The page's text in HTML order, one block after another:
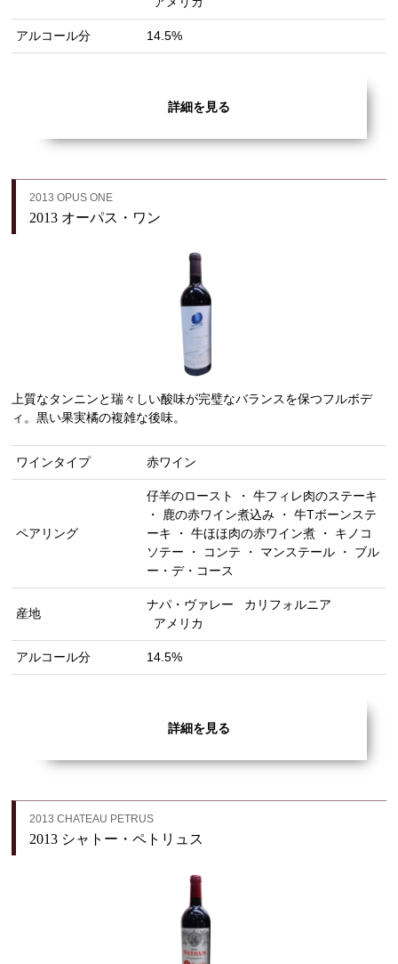
アルコール分 14.5%
詳細を見る
2013 OPUS ONE
2013 オーパス・ワン
上質なタンニンと瑞々しい酸味が完璧なバランスを保つフルボデ
ィ。黒い果実橘の複雑な後味。
ワインタイプ 赤ワイン
ペアリング
仔羊のロースト ・ 牛フィレ肉のステーキ
・ 鹿の赤ワイン煮込み ・ 牛Tボーンステ
ーキ ・ 牛ほほ肉の赤ワイン煮 ・ キノコ
ソテー ・ コンテ ・ マンステール ・ ブル
ー・デ・コース
産地
ナパ・ヴァレー
カリフォルニア
アメリカ
アルコール分 14.5%
詳細を見る
2013 CHATEAU PETRUS
2013 シャトー・ペトリュス